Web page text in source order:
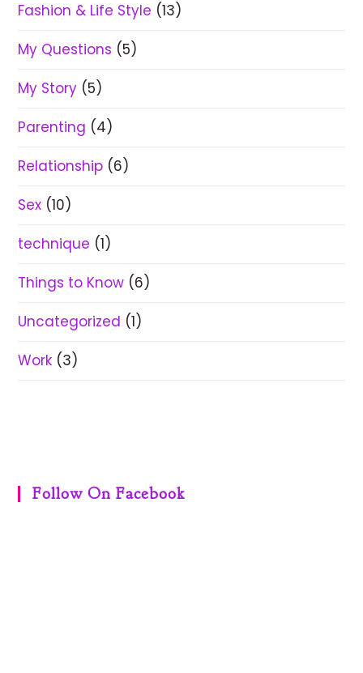
Fashion & Life Style (13)
My Questions (5)
My Story (5)
Parenting (4)
Relationship (6)
Sex (10)
technique (1)
Things to Know (6)
Uncategorized (1)
Work (3)
Follow On Facebook